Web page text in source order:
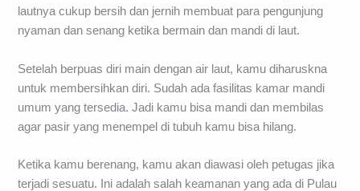
lautnya cukup bersih dan jernih membuat para pengunjung
nyaman dan senang ketika bermain dan mandi di laut.
Setelah berpuas diri main dengan air laut, kamu diharuskna
untuk membersihkan diri. Sudah ada fasilitas kamar mandi
umum yang tersedia. Jadi kamu bisa mandi dan membilas
agar pasir yang menempel di tubuh kamu bisa hilang.
Ketika kamu berenang, kamu akan diawasi oleh petugas jika
terjadi sesuatu. Ini adalah salah keamanan yang ada di Pulau